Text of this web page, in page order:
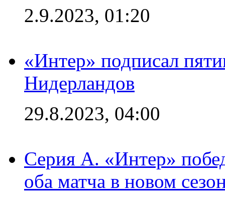
2.9.2023, 01:20
«Интер» подписал
Нидерландов
29.8.2023, 04:00
Серия А. «Интер»
оба матча в новом